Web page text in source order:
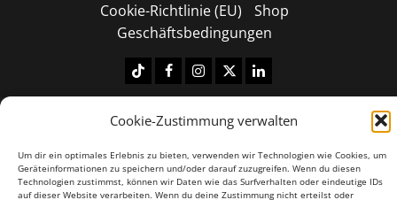
Cookie-Zustimmung verwalten
Um dir ein optimales Erlebnis zu bieten, verwenden wir Technologien wie Cookies, um
Geräteinformationen zu speichern und/oder darauf zuzugreifen. Wenn du diesen
Technologien zustimmst, können wir Daten wie das Surfverhalten oder eindeutige IDs
auf dieser Website verarbeiten. Wenn du deine Zustimmung nicht erteilst oder
Cookie-Richtlinie (EU)
Shop
Geschäftsbedingungen
TiktokFacebook
Instagram
X LinkedIN
Copyright © 2026 All rights reserved.|MoreNews
by